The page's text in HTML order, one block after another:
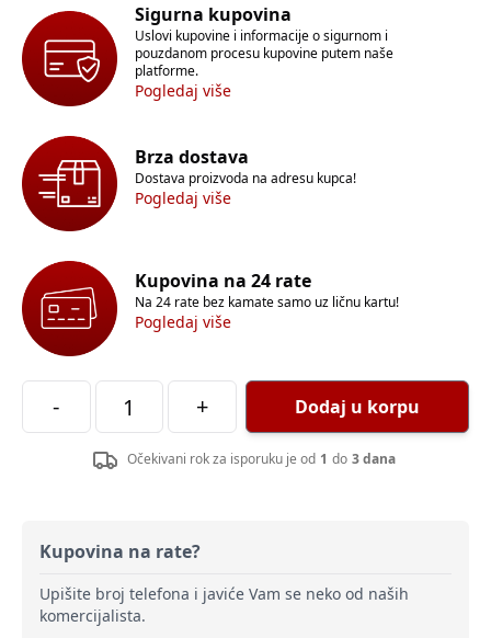
Sigurna kupovina
Uslovi kupovine i informacije o sigurnom i
pouzdanom procesu kupovine putem naše
platforme.
Pogledaj više
Brza dostava
Dostava proizvoda na adresu kupca!
Pogledaj više
Kupovina na 24 rate
Na 24 rate bez kamate samo uz ličnu kartu!
Pogledaj više
- + Dodaj u korpu
Očekivani rok za isporuku je od 1 do 3 dana
Kupovina na rate?
Upišite broj telefona i javiće Vam se neko od naših
komercijalista.